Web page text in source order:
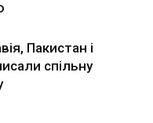
Пакистан і
спільну